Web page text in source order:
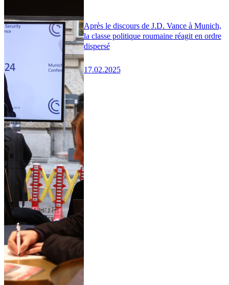
Après le discours de J.D. Vance à Munich,
la classe politique roumaine réagit en ordre
dispersé
17.02.2025